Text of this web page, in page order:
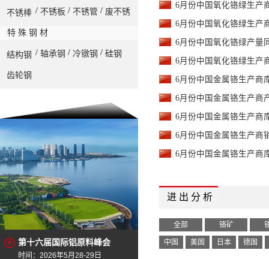
不锈棒 / 不锈板 / 不锈管 / 废不锈
特 殊 钢 材
结构钢 / 轴承钢 / 冷镦钢 / 硅钢
齿轮钢
第十六届国际铝原料峰会
时间：2026年5月28-29日
铬铁 -Cr 60%min, C
硅铬-Si 42%min, Cr 30%min
6月份中国氧化铬绿生产
6月份中国氧化铬绿生产
6月份中国氧化铬绿产量
6月份中国氧化铬绿生产
6月份中国金属铬生产商
6月份中国金属铬生产商
6月份中国金属铬生产商
6月份中国金属铬生产商
6月份中国金属铬生产商
进 出 分 析
全部 铬矿
中国 美国 日本 德国